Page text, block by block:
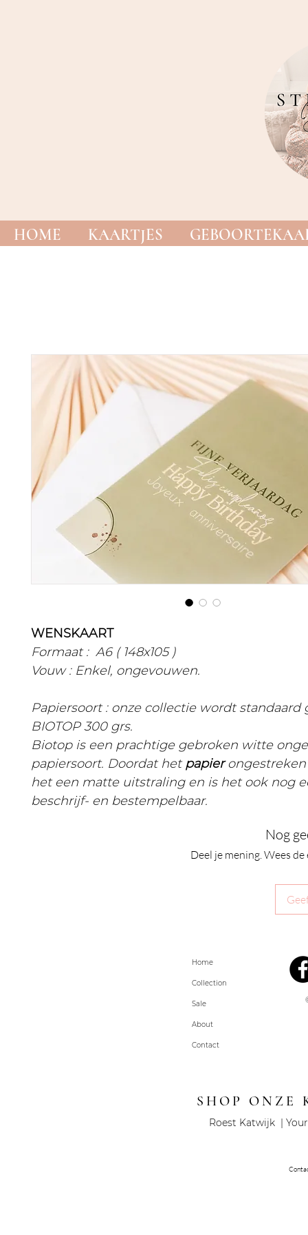
HOME KAARTJES
WENSKAART
Formaat : A6 ( 148x105 )
Vouw : Enkel, ongevouwen.
Papiersoort : onze collectie wordt standaard
BIOTOP 300 grs.
Biotop is een prachtige gebroken witte
papiersoort. Doordat het papierongestreken
het een matte uitstraling en is het ook nog
beschrijf- en bestempelbaar.
Nog
Deel je mening. Wees
Home
Collection
Sale
About
Contact
SHOP ONZE
Roest Katwijk |